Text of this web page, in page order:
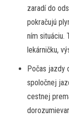
zaradí do
pokračujú
ním situáciu.
lekárničku,
Počas jazdy
spoločnej
cestnej